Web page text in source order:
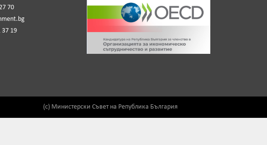
70
37 19
(c) Министерски Съвет на Република България